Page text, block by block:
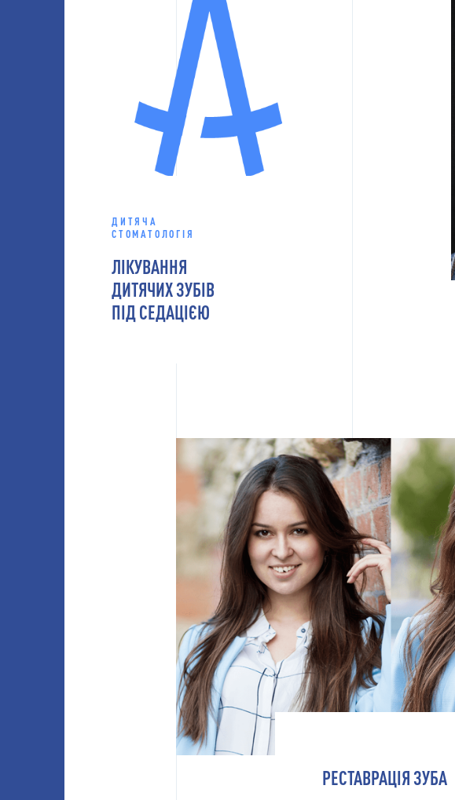
ДИТЯЧА
СТОМАТОЛОГІЯ
ЛІКУВАННЯ
ДИТЯЧИХ ЗУБІВ
ПІД СЕДАЦІЄЮ
РЕСТАВРАЦІЯ ЗУБА